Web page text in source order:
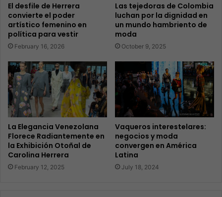
El desfile de Herrera
convierte el poder
artístico femenino en
política para vestir
February 16, 2026
Las tejedoras de Colombia
luchan por la dignidad en
un mundo hambriento de
moda
October 9, 2025
La Elegancia Venezolana
Florece Radiantemente en
la Exhibición Otoñal de
Carolina Herrera
February 12, 2025
Vaqueros interestelares:
negocios y moda
convergen en América
Latina
July 18, 2024